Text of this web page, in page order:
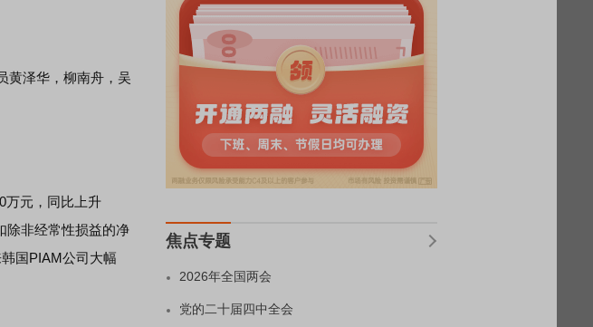
黄泽华，柳南舟，吴
万元，同比上升
除非经常性损益的净
国PIAM公司大幅
焦点专题
2026年全国两会
党的二十届四中全会